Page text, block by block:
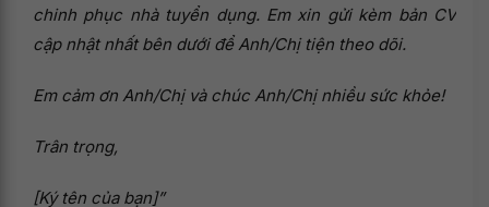
chinh phục nhà tuyển dụng. Em xin gửi kèm bản CV
cập nhật nhất bên dưới để Anh/Chị tiện theo dõi.
Em cảm ơn Anh/Chị và chúc Anh/Chị nhiều sức khỏe!
Trân trọng,
[Ký tên của bạn]”